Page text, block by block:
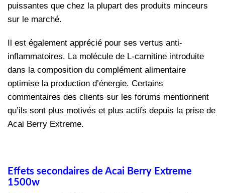
puissantes que chez la plupart des produits minceurs
sur le marché.
Il est également apprécié pour ses vertus anti-
inflammatoires. La molécule de L-carnitine introduite
dans la composition du complément alimentaire
optimise la production d’énergie. Certains
commentaires des clients sur les forums mentionnent
qu’ils sont plus motivés et plus actifs depuis la prise de
Acai Berry Extreme.
Effets secondaires de Acai Berry Extreme
1500w